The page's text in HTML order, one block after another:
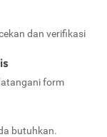
dan verifikasi
form
butuhkan.